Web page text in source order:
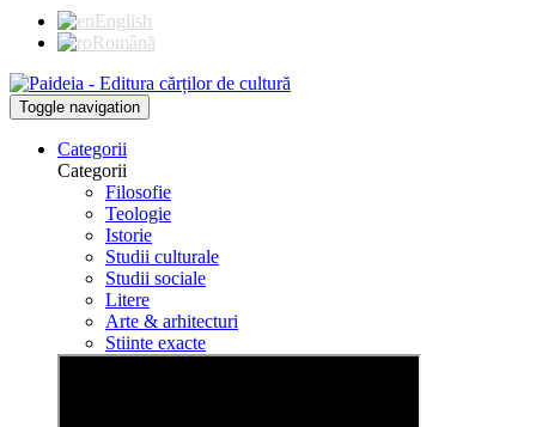
English
Română
Toggle navigation
Categorii
Categorii
Filosofie
Teologie
Istorie
Studii culturale
Studii sociale
Litere
Arte & arhitecturi
Stiinte exacte